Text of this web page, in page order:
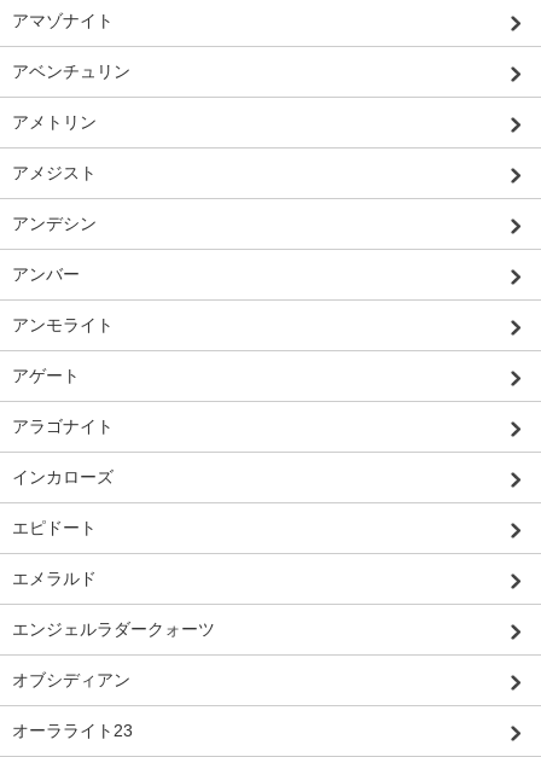
アマゾナイト
アベンチュリン
アメトリン
アメジスト
アンデシン
アンバー
アンモライト
アゲート
アラゴナイト
インカローズ
エピドート
エメラルド
エンジェルラダークォーツ
オブシディアン
オーラライト23